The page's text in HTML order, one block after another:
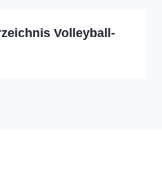
Volleyball-